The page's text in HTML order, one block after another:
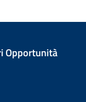
Opportunità